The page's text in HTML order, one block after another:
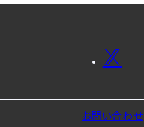
お問い合わせ